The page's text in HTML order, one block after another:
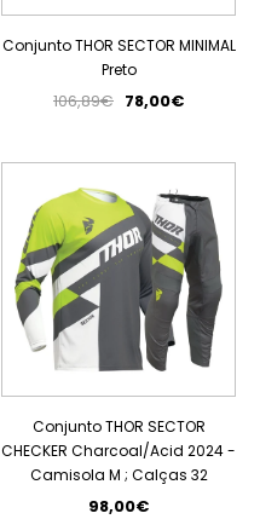
Conjunto THOR SECTOR MINIMAL
Preto
106,89€ 78,00€
Conjunto THOR SECTOR
CHECKER Charcoal/Acid 2024 -
Camisola M ; Calças 32
98,00€